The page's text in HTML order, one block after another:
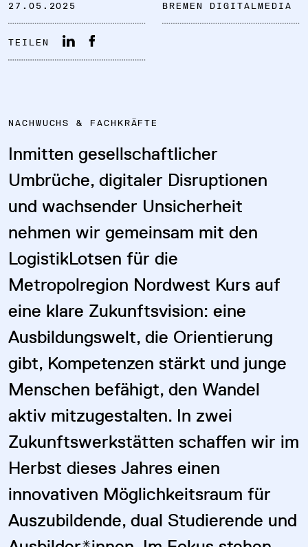
27.05.2025 BREMEN DIGITALMEDIA
TEILEN
NACHWUCHS & FACHKRÄFTE
Inmitten gesellschaftlicher
Umbrüche, digitaler Disruptionen
und wachsender Unsicherheit
nehmen wir gemeinsam mit den
LogistikLotsen für die
Metropolregion Nordwest Kurs auf
eine klare Zukunftsvision: eine
Ausbildungswelt, die Orientierung
gibt, Kompetenzen stärkt und junge
Menschen befähigt, den Wandel
aktiv mitzugestalten. In zwei
Zukunftswerkstätten schaffen wir im
Herbst dieses Jahres einen
innovativen Möglichkeitsraum für
Auszubildende, dual Studierende und